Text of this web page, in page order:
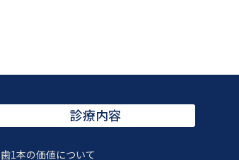
診療内容
歯1本の価値について